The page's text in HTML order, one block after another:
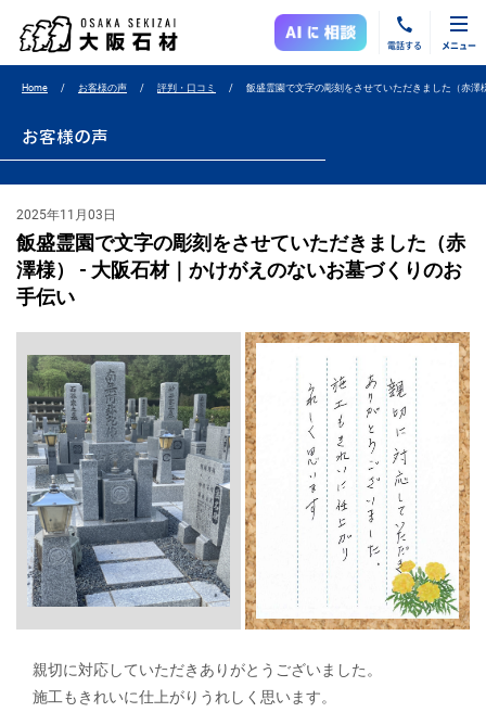
電話する メニュー
Home お客様の声 評判・口コミ 飯盛霊園で文字の彫刻をさせていただきました（赤澤
お客様の声
2025年11月03日
飯盛霊園で文字の彫刻をさせていただきました（赤
澤様） - 大阪石材｜かけがえのないお墓づくりのお
手伝い
親切に対応していただきありがとうございました。
施工もきれいに仕上がりうれしく思います。